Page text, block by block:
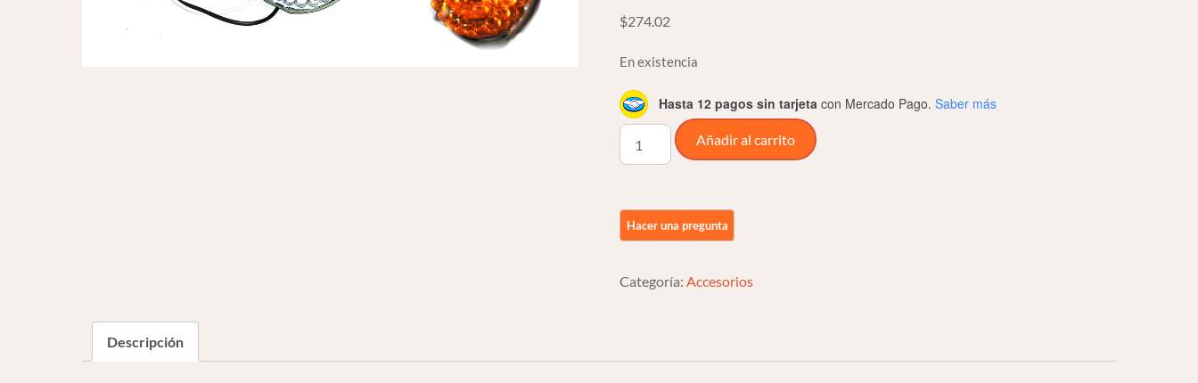
$274.02
En existencia
Hasta 12 pagos sin tarjeta con Mercado Pago. Saber más
Foco
Led
Ambar
Añadir al carrito
Categoría:Accesorios
Descripción